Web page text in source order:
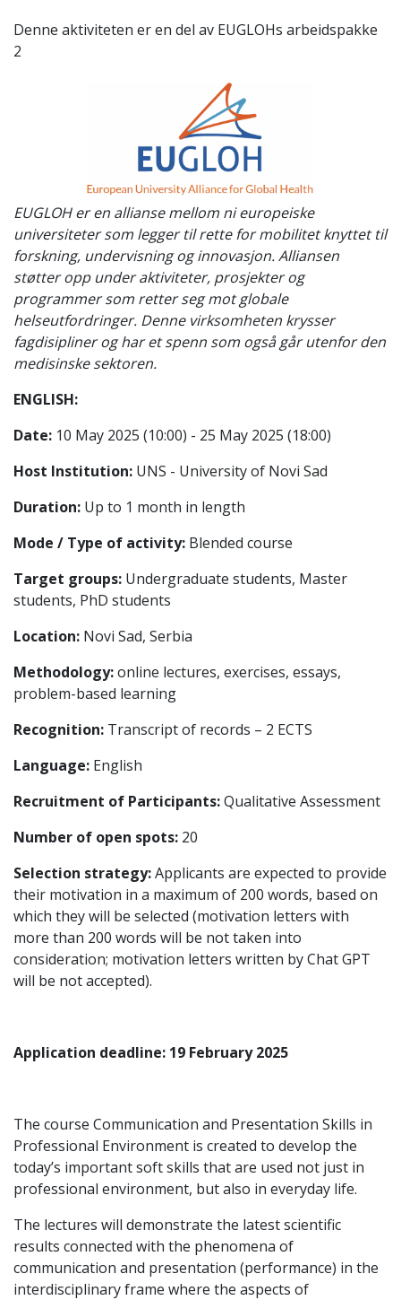
Denne aktiviteten er en del av EUGLOHs arbeidspakke
2
EUGLOH er en allianse mellom ni europeiske
universiteter som legger til rette for mobilitet knyttet til
forskning, undervisning og innovasjon. Alliansen
støtter opp under aktiviteter, prosjekter og
programmer som retter seg mot globale
helseutfordringer. Denne virksomheten krysser
fagdisipliner og har et spenn som også går utenfor den
medisinske sektoren.
ENGLISH:
Date: 10 May 2025 (10:00) - 25 May 2025 (18:00)
Host Institution: UNS - University of Novi Sad
Duration: Up to 1 month in length
Mode / Type of activity: Blended course
Target groups: Undergraduate students, Master
students, PhD students
Location: Novi Sad, Serbia
Methodology:online lectures, exercises, essays,
problem-based learning
Recognition: Transcript of records – 2 ECTS
Language: English
Recruitment of Participants:Qualitative Assessment
Number of open spots: 20
Selection strategy:Applicants are expected to provide
their motivation in a maximum of 200 words, based on
which they will be selected (motivation letters with
more than 200 words will be not taken into
consideration; motivation letters written by Chat GPT
will be not accepted).
Application deadline: 19 February 2025
The course Communication and Presentation Skills in
Professional Environment is created to develop the
today’s important soft skills that are used not just in
professional environment, but also in everyday life.
The lectures will demonstrate the latest scientific
results connected with the phenomena of
communication and presentation (performance) in the
interdisciplinary frame where the aspects of